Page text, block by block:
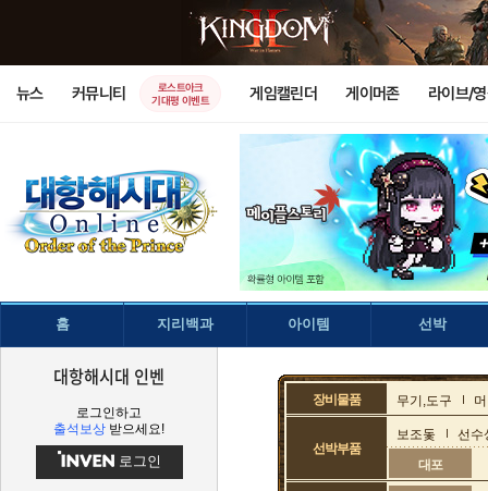
뉴스 커뮤니티
로스트아크
기대평 이벤트
게임캘린더 게이머존 라이브/
홈 지리백과 아이템 선박
대항해시대 인벤
로그인하고
출석보상 받으세요!
로그인
장비물품 무기,도구
선박부품
보조돛
선수
대포